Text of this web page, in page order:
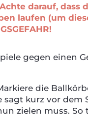
Achte darauf,
laufen (um
gegen einen
die
sagt kurz vor dem
zielen muss.